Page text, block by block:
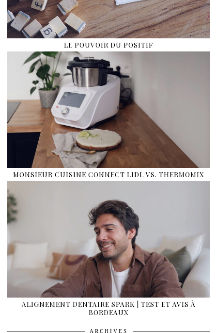
LE POUVOIR DU POSITIF
MONSIEUR CUISINE CONNECT LIDL VS. THERMOMIX
ALIGNEMENT DENTAIRE SPARK | TEST ET AVIS À
BORDEAUX
ARCHIVES